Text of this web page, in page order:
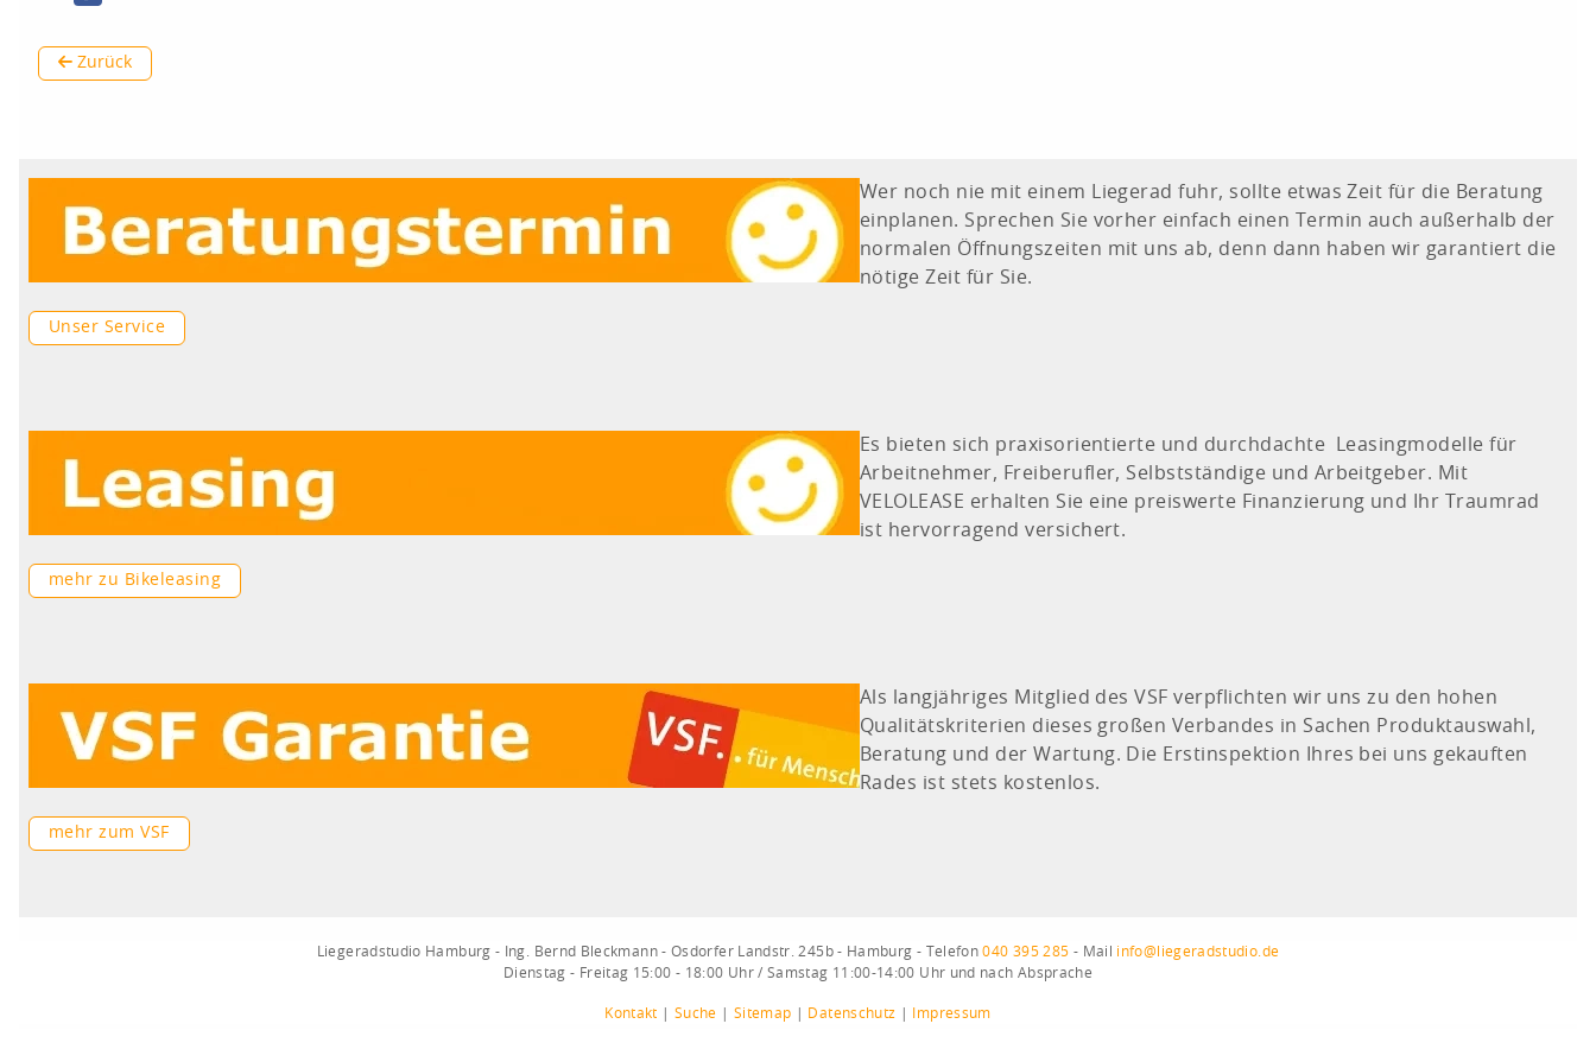
Zurück
Wer noch nie mit einem Liegerad fuhr, sollte etwas Zeit für die Beratung
einplanen. Sprechen Sie vorher einfach einen Termin auch außerhalb der
normalen Öffnungszeiten mit uns ab, denn dann haben wir garantiert die
nötige Zeit für Sie.
Unser Service
Es bieten sich praxisorientierte und durchdachte Leasingmodelle für
Arbeitnehmer, Freiberufler, Selbstständige und Arbeitgeber. Mit
VELOLEASE erhalten Sie eine preiswerte Finanzierung und Ihr Traumrad
ist hervorragend versichert.
mehr zu Bikeleasing
Als langjähriges Mitglied des VSF verpflichten wir uns zu den hohen
Qualitätskriterien dieses großen Verbandes in Sachen Produktauswahl,
Beratung und der Wartung. Die Erstinspektion Ihres bei uns gekauften
Rades ist stets kostenlos.
mehr zum VSF
Liegeradstudio Hamburg - Ing. Bernd Bleckmann - Osdorfer Landstr. 245b - Hamburg - Telefon040 395 285 - Mail info@liegeradstudio.de
Dienstag - Freitag 15:00 - 18:00 Uhr / Samstag 11:00-14:00 Uhr und nach Absprache
Kontakt Suche Sitemap Datenschutz Impressum